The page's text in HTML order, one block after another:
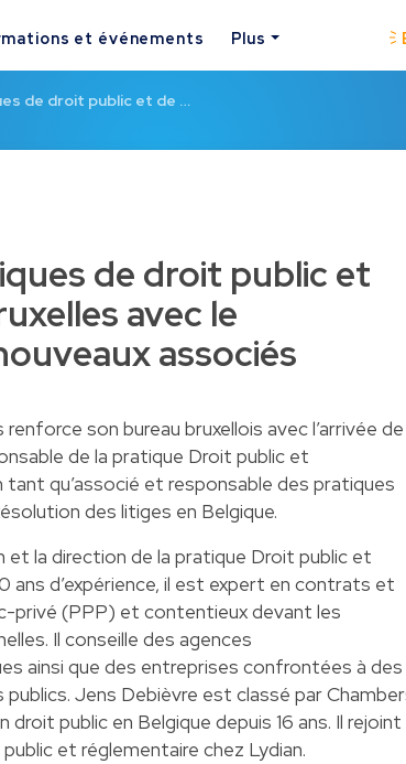
et événements Plus
de droit public et de …
de droit public et
avec le
associés
son bureau bruxellois avec l’arrivée de
de la pratique Droit public et
tant qu’associé et responsable des pratiques
des litiges en Belgique.
et la direction de la pratique Droit public et
ans d’expérience, il est expert en contrats et
privé (PPP) et contentieux devant les
Il conseille des agences
ainsi que des entreprises confrontées à des
Jens Debièvre est classé par
public en Belgique depuis 16 ans. Il rejoint
et réglementaire chez Lydian.